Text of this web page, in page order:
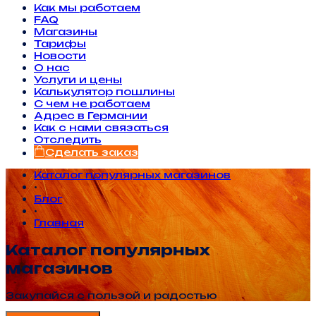
Как мы работаем
FAQ
Магазины
Тарифы
Новости
O нас
Услуги и цены
Калькулятор пошлины
С чем не работаем
Адрес в Германии
Как с нами связаться
Отследить
Сделать заказ
Каталог популярных магазинов
•
Блог
•
Главная
Каталог популярных
магазинов
Закупайся с пользой и радостью